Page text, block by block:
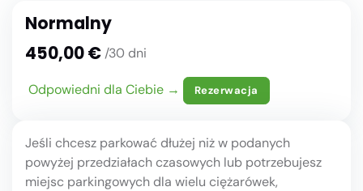
Normalny
450,00 €/30 dni
Odpowiedni dla Ciebie → Rezerwacja
Jeśli chcesz parkować dłużej niż w podanych
powyżej przedziałach czasowych lub potrzebujesz
miejsc parkingowych dla wielu ciężarówek,